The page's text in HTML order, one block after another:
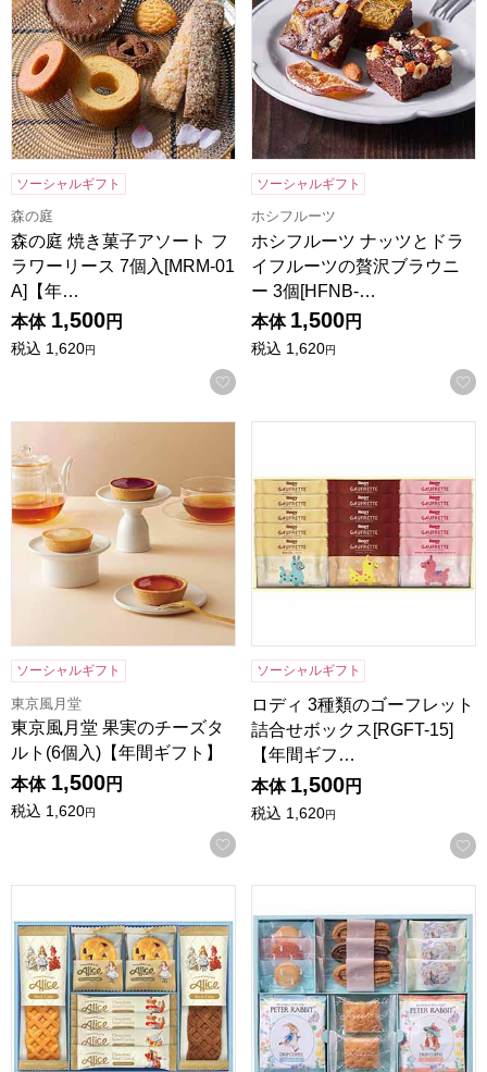
ソーシャルギフト
森の庭
森の庭 焼き菓子アソート フ
ラワーリース 7個入[MRM-01
A]【年…
本体 1,500円
税込 1,620円
お気に入りに登録する
ソーシャルギフト
ホシフルーツ
ホシフルーツ ナッツとドラ
イフルーツの贅沢ブラウニ
ー 3個[HFNB-…
本体 1,500円
税込 1,620円
ソーシャルギフト
東京風月堂
東京風月堂 果実のチーズタ
ルト(6個入)【年間ギフト】
本体 1,500円
税込 1,620円
お気に入りに登録する
ソーシャルギフト
ロディ 3種類のゴーフレット
詰合せボックス[RGFT-15]
【年間ギフ…
本体 1,500円
税込 1,620円